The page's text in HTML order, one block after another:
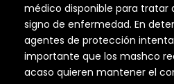
médico disponible para tratar
signo de enfermedad. En
agentes de protección
importante que los mashco
acaso quieren mantener el